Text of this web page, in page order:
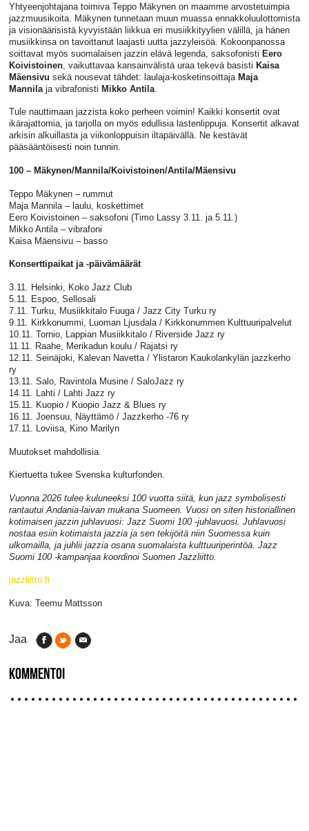
Yhtyeenjohtajana toimiva Teppo Mäkynen on maamme arvostetuimpia
jazzmuusikoita. Mäkynen tunnetaan muun muassa ennakkoluulottomista
ja visionäärisistä kyvyistään liikkua eri musiikkityylien välillä, ja hänen
musiikkinsa on tavoittanut laajasti uutta jazzyleisöä. Kokoonpanossa
soittavat myös suomalaisen jazzin elävä legenda, saksofonisti Eero
Koivistoinen, vaikuttavaa kansainvälistä uraa tekevä basisti Kaisa
Mäensivu sekä nousevat tähdet: laulaja-kosketinsoittaja Maja
Mannilaja vibrafonisti Mikko Antila.
Tule nauttimaan jazzista koko perheen voimin! Kaikki konsertit ovat
ikärajattomia, ja tarjolla on myös edullisia lastenlippuja. Konsertit alkavat
arkisin alkuillasta ja viikonloppuisin iltapäivällä. Ne kestävät
pääsääntöisesti noin tunnin.
100 – Mäkynen/Mannila/Koivistoinen/Antila/Mäensivu
Teppo Mäkynen – rummut
Maja Mannila – laulu, koskettimet
Eero Koivistoinen – saksofoni (Timo Lassy 3.11. ja 5.11.)
Mikko Antila – vibrafoni
Kaisa Mäensivu – basso
Konserttipaikat ja -päivämäärät
3.11. Helsinki, Koko Jazz Club
5.11. Espoo, Sellosali
7.11. Turku, Musiikkitalo Fuuga / Jazz City Turku ry
9.11. Kirkkonummi, Luoman Ljusdala / Kirkkonummen Kulttuuripalvelut
10.11. Tornio, Lappian Musiikkitalo / Riverside Jazz ry
11.11. Raahe, Merikadun koulu / Rajatsi ry
12.11. Seinäjoki, Kalevan Navetta / Ylistaron Kaukolankylän jazzkerho
ry
13.11. Salo, Ravintola Musine / SaloJazz ry
14.11. Lahti / Lahti Jazz ry
15.11. Kuopio / Kuopio Jazz & Blues ry
16.11. Joensuu, Näyttämö / Jazzkerho -76 ry
17.11. Loviisa, Kino Marilyn
Muutokset mahdollisia.
Kiertuetta tukee Svenska kulturfonden.
Vuonna 2026 tulee kuluneeksi 100 vuotta siitä, kun jazz symbolisesti
rantautui Andania-laivan mukana Suomeen. Vuosi on siten historiallinen
kotimaisen jazzin juhlavuosi: Jazz Suomi 100 -juhlavuosi. Juhlavuosi
nostaa esiin kotimaista jazzia ja sen tekijöitä niin Suomessa kuin
ulkomailla, ja juhlii jazzia osana suomalaista kulttuuriperintöä. Jazz
Suomi 100 -kampanjaa koordinoi Suomen Jazzliitto.
jazzliitto.fi
Kuva: Teemu Mattsson
Jaa
KOMMENTOI